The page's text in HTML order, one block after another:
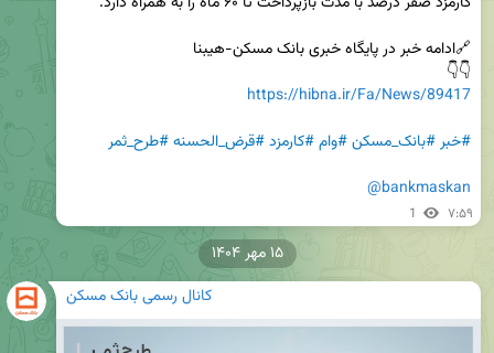
👇👇
https://hibna.ir/Fa/News/89417
#خبر#بانک_مسکن#وام#کارمزد#قرض_الحسنه#طرح_ثمر
@bankmaskan
1 ۷:۵۹
کانال رسمی بانک مسکن
۱۵ مهر ۱۴۰۴